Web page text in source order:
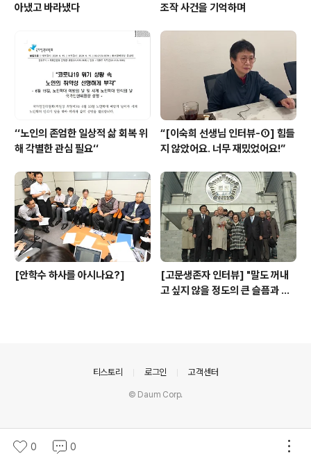
아냈고 바라냈다
조작 사건을 기억하며
‘‘노인의 존엄한 일상적 삶 회복 위
해 각별한 관심 필요‘‘
“[이숙희 선생님 인터뷰-①] 힘들
지 않았어요. 너무 재밌었어요!”
[안학수 하사를 아시나요?]
[고문생존자 인터뷰] "말도 꺼내
고 싶지 않을 정도의 큰 슬픔과 아
0 0
티스토리 로그인 고객센터
© Daum Corp.